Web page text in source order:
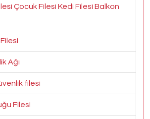
Çocuk Filesi Kedi Filesi Balkon
Ağı
filesi
Filesi